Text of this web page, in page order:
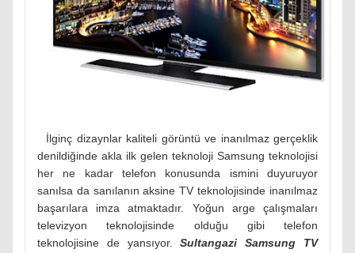
İlginç dizaynlar kaliteli görüntü ve inanılmaz gerçeklik
denildiğinde akla ilk gelen teknoloji Samsung teknolojisi
her ne kadar telefon konusunda ismini duyuruyor
sanılsa da sanılanın aksine TV teknolojisinde inanılmaz
başarılara imza atmaktadır. Yoğun arge çalışmaları
televizyon teknolojisinde olduğu gibi telefon
teknolojisine de yansıyor.Sultangazi Samsung TV